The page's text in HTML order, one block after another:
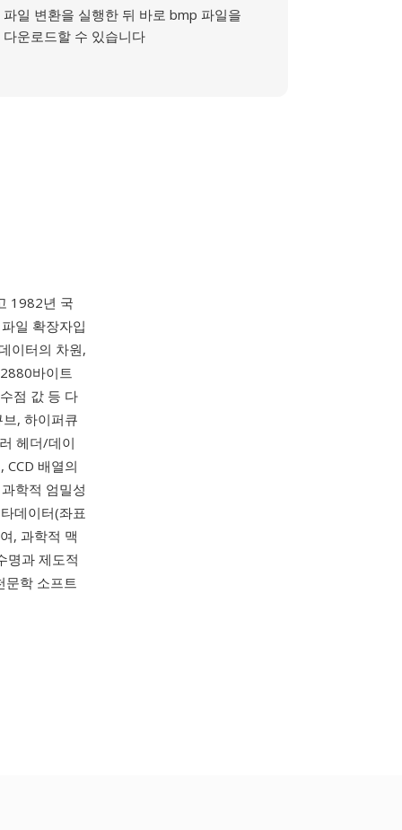
파일 변환을 실행한 뒤 바로 bmp 파일을
다운로드할 수 있습니다
1982년 국
일 확장자입
이터의 차원,
바이트
점 값 등 다
, 하이퍼큐
헤더/데이
배열의
학적 엄밀성
데이터(좌표
, 과학적 맥
명과 제도적
문학 소프트